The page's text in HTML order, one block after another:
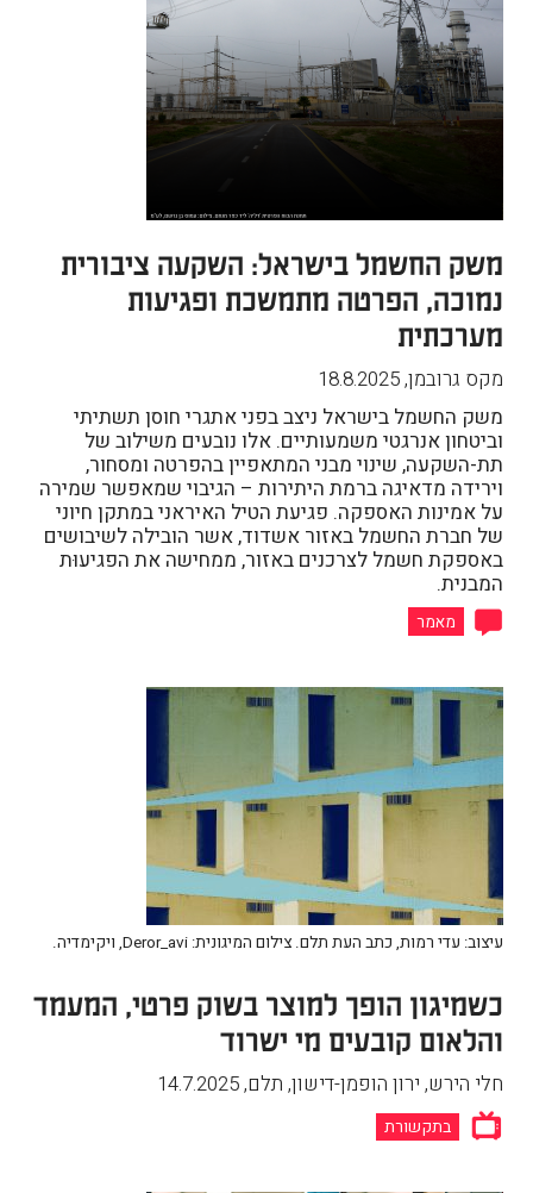
משק החשמל בישראל: השקעה ציבורית
נמוכה, הפרטה מתמשכת ופגיעות
מערכתית
מקס גרובמן,
18.8.2025
משק החשמל בישראל ניצב בפני אתגרי חוסן תשתיתי
וביטחון אנרגטי משמעותיים. אלו נובעים משילוב של
תת-השקעה, שינוי מבני המתאפיין בהפרטה ומסחור,
וירידה מדאיגה ברמת היתירות – הגיבוי שמאפשר שמירה
על אמינות האספקה. פגיעת הטיל האיראני במתקן חיוני
של חברת החשמל באזור אשדוד, אשר הובילה לשיבושים
באספקת חשמל לצרכנים באזור, ממחישה את הפגיעוּת
המבנית.
מאמר
עיצוב: עדי רמות, כתב העת תלם. צילום המיגונית: Deror_avi, ויקימדיה.
כשמיגון הופך למוצר בשוק פרטי, המעמד
והלאום קובעים מי ישרוד
חלי הירש, ירון הופמן-דישון, תלם,
14.7.2025
בתקשורת